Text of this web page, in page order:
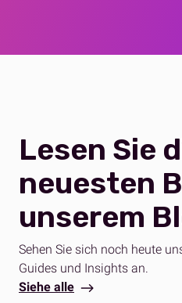
Lesen Sie
neuesten
unserem
Sehen Sie sich noch heute
Guides und Insights an.
Siehe alle